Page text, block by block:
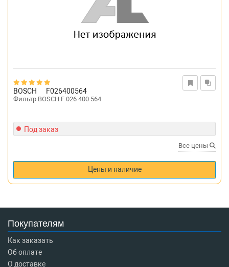
BOSCH F026400564
Фильтр BOSCH F 026 400 564
Под заказ
Все цены
Цены и наличие
Покупателям
Как заказать
Об оплате
О доставке